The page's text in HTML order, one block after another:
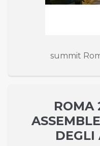
summit
ROMA
DEGLI